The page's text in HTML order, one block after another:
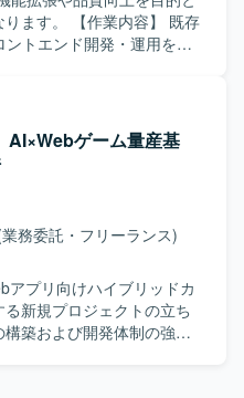
ョン領域の知見を深める
運用の平準化に関わるこ
ォームを取り扱う環境とな
内容】 既存
トエンド開発・運用を担
称で主体的にタスクを進め
がら機能追加や改修、UI
しい
ら課題を見つけて提案・
求めております。チーム
切にし、協調性を持って
ョンの魅
上流工程から一貫して携
スタックを活用しながら
積むことができます。主
環境のため、技術力と提案
AI×Webゲーム量産基
務委託・フリーランス)
アプリ向けハイブリッドカ
新規プロジェクトの立ち
築および開発体制の強化